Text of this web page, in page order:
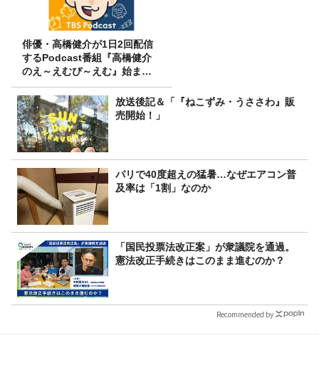
俳優・高橋健介が1日2回配信
するPodcast番組『高橋健介
のえ～えむぴ～えむ』始まり
ます
放送後記＆「『ねこずみ・うささわ』販
売開始！」
パリで40度超えの猛暑…なぜエアコン普
及率は「1割」なのか
「国民投票法改正案」が衆議院を通過。
憲法改正手続きはこのまま進むのか？
Recommended by